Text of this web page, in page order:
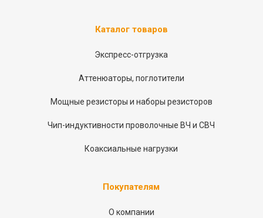
Каталог товаров
Экспресс-отгрузка
Аттенюаторы, поглотители
Мощные резисторы и наборы резисторов
Чип-индуктивности проволочные ВЧ и СВЧ
Коаксиальные нагрузки
Покупателям
О компании